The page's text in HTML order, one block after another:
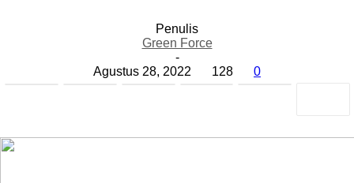
Penulis
Green Force
-
Agustus 28, 2022
128 0